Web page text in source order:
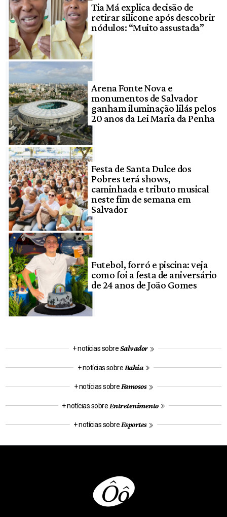
Tia Má explica decisão de
retirar silicone após descobrir
nódulos: “Muito assustada”
Arena Fonte Nova e
monumentos de Salvador
ganham iluminação lilás pelos
20 anos da Lei Maria da Penha
Festa de Santa Dulce dos
Pobres terá shows,
caminhada e tributo musical
neste fim de semana em
Salvador
Futebol, forró e piscina: veja
como foi a festa de aniversário
de 24 anos de João Gomes
+ notícias sobreSalvador
+ notícias sobre Bahia
+ notícias sobre Famosos
+ notícias sobre Entretenimento
+ notícias sobre Esportes